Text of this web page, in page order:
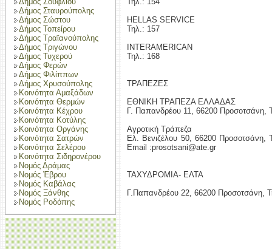
Δήμος Σταυρούπολης
Δήμος Σώστου
Δήμος Τοπείρου
Δήμος Τραϊανούπολης
Δήμος Τριγώνου
Δήμος Τυχερού
Δήμος Φερών
Δήμος Φιλίππων
Δήμος Χρυσούπολης
Κοινότητα Αμαξάδων
Κοινότητα Θερμών
Κοινότητα Κέχρου
Κοινότητα Κοτύλης
Κοινότητα Οργάνης
Κοινότητα Σατρών
Κοινότητα Σελέρου
Κοινότητα Σιδηρονέρου
Νομός Δράμας
Νομός Έβρου
Νομός Καβάλας
Νομός Ξάνθης
Νομός Ροδόπης
HELLAS SERVICE
Τηλ.: 157
INTERAMERICAN
Τηλ.: 168
ΤΡΑΠΕΖΕΣ
ΕΘΝΙΚΗ ΤΡΑΠΕΖΑ ΕΛΛΑΔΑΣ
Γ. Παπανδρέου 11, 66200 Προσοτσάνη,
Αγροτική Τράπεζα
Eλ. Βενιζέλου 50, 66200
Email :prosotsani@ate.gr
ΤΑΧΥΔΡΟΜΙΑ- ΕΛΤΑ
Γ.Παπανδρέου 22, 66200 Προσοτσάνη,